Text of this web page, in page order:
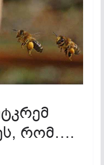
რომ….